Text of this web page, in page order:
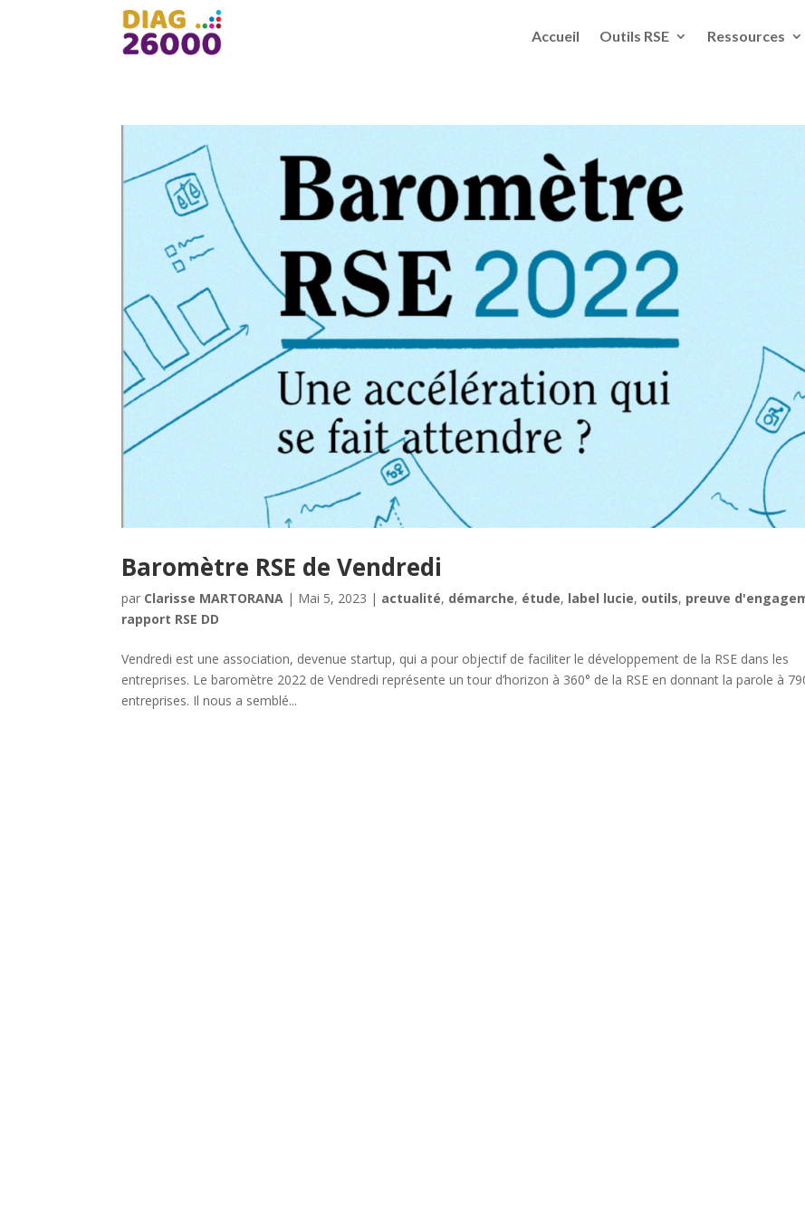
Accueil Outils RSE Ressources
Baromètre RSE de Vendredi
par Clarisse MARTORANA | Mai 5, 2023 | actualité, démarche, étude, label lucie, outils, preuve
rapport RSE DD
Vendredi est une association, devenue startup, qui a pour objectif de faciliter le développement de la RSE dans les
entreprises. Le baromètre 2022 de Vendredi représente un tour d’horizon à 360° de la RSE en donnant la parole à
entreprises. Il nous a semblé...